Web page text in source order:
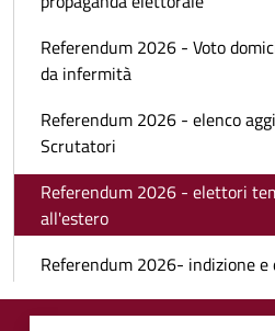
Referendum 2026 - Voto
da infermità
Referendum 2026 - elenco
Scrutatori
Referendum 2026 - elettori
all'estero
Referendum 2026- indizione e